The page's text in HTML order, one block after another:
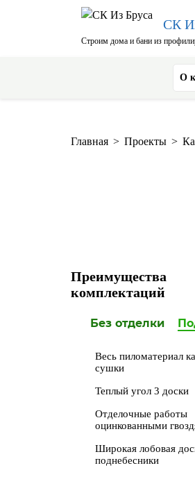
СК
Строим дома и бани из
О
Главная > Проекты >
Преимущества
комплектаций
Без отделки
Весь пиломатериал
сушки
Теплый угол 3 доски
Отделочные работы
оцинкованными
Широкая лобовая
поднебесники